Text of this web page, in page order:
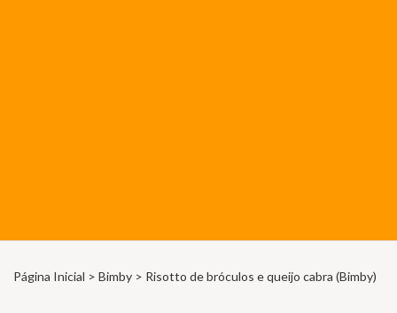
Página Inicial > Bimby > Risotto de bróculos e queijo cabra (Bimby)